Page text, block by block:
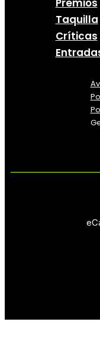
Premios
Taquilla
Críticas